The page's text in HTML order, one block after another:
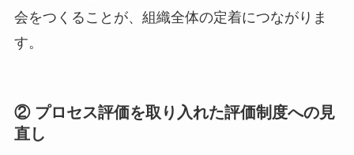
会をつくることが、組織全体の定着につながりま
す。
② プロセス評価を取り入れた評価制度への見
直し